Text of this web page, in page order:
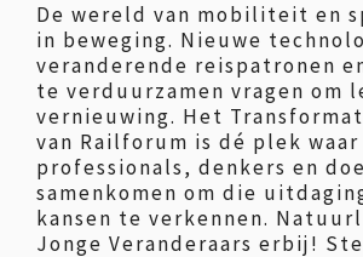
De wereld van mobiliteit en
in beweging. Nieuwe
veranderende reispatronen
te verduurzamen vragen om
vernieuwing. Het
van Railforum is dé plek waar
professionals, denkers en
samenkomen om die
kansen te verkennen.
Jonge Veranderaars erbij!